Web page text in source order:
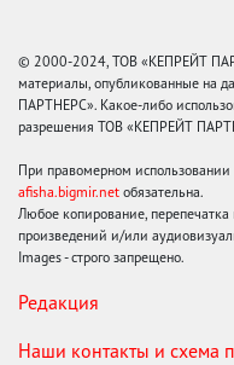
© 2000-2024, ТОВ «КЕПРЕЙТ
материалы, опубликованные на
ПАРТНЕРС». Какое-либо
разрешения ТОВ «КЕПРЕЙТ
При правомерном использовании
afisha.bigmir.net обязательна.
Любое копирование,
произведений и/или
Images - строго запрещено.
Редакция
Наши контакты и схема